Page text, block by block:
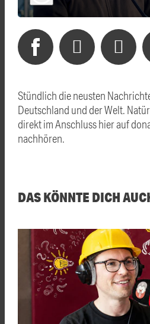
Stündlich die neusten
Deutschland und der Welt.
direkt im Anschluss hier auf
nachhören.
DAS KÖNNTE DICH